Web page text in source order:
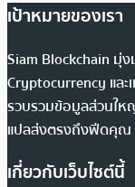
เป้าหมายของเรา
Siam Blockchain มุ่
Cryptocurrency และ
รวบรวมข้อมูลส่วนให
แปลส่งตรงถึงฟีดคุณ
เกี่ยวกับเว็บไซต์นี้